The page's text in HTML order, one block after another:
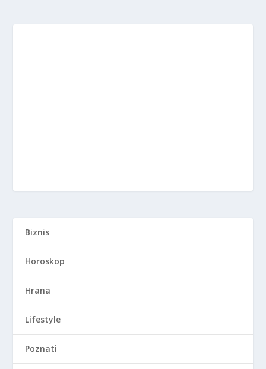
Biznis
Horoskop
Hrana
Lifestyle
Poznati